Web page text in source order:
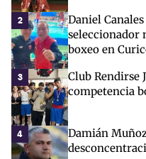
2
Daniel
seleccionador
boxeo en
3
Club Rendirse
competencia
4
Damián